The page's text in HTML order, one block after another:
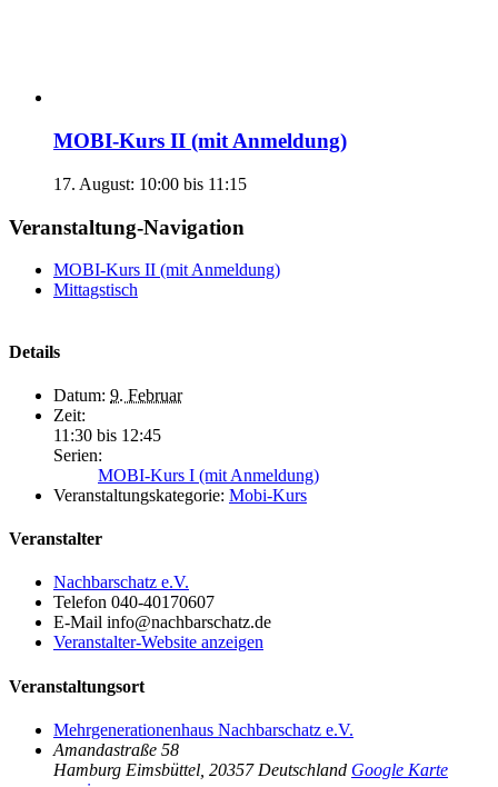
MOBI-Kurs II (mit Anmeldung)
17. August: 10:00 bis 11:15
Veranstaltung-Navigation
MOBI-Kurs II (mit Anmeldung)
Mittagstisch
Details
Datum: 9. Februar
Zeit:
11:30 bis 12:45
Serien:
MOBI-Kurs I (mit Anmeldung)
Veranstaltungskategorie: Mobi-Kurs
Veranstalter
Nachbarschatz e.V.
Telefon 040-40170607
E-Mail info@nachbarschatz.de
Veranstalter-Website anzeigen
Veranstaltungsort
Mehrgenerationenhaus Nachbarschatz e.V.
Amandastraße 58
Hamburg Eimsbüttel 20357 Deutschland Google Karte